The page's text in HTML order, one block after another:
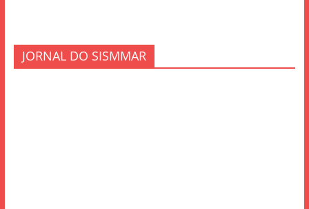
JORNAL DO SISMMAR